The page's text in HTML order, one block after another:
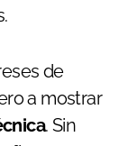
de
a mostrar
. Sin